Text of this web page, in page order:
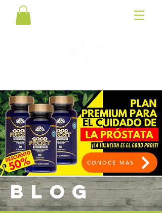
CONOCE MAS
BLOG